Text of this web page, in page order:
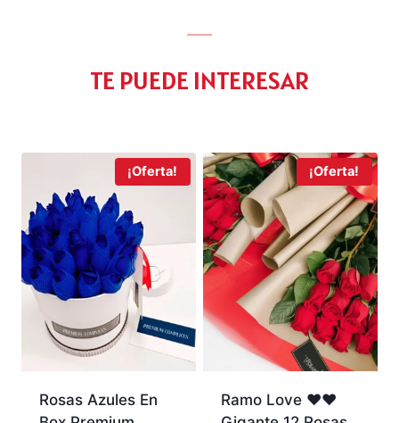
TE PUEDE INTERESAR
¡Oferta!
Rosas Azules En
¡Oferta!
Ramo Love ♥♥